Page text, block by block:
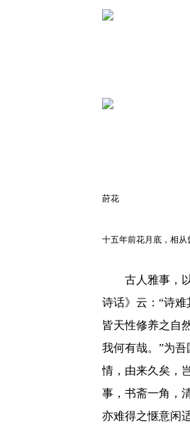
莳花
十五年前花月底，相从
古人雅事，
诗话》云：“诗
皆天性修养之自
我何有哉。”为
情，由来久矣，
事，书斋一角，
亦难得之惬意闲